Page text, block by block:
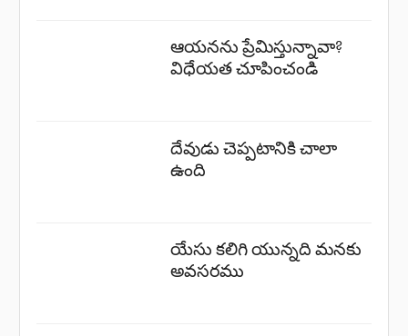
ఆయనను ప్రేమిస్తున్నావా?
విధేయత చూపించండి
దేవుడు చెప్పటానికి చాలా
ఉంది
యేసు కలిగి యున్నది మనకు
అవసరము